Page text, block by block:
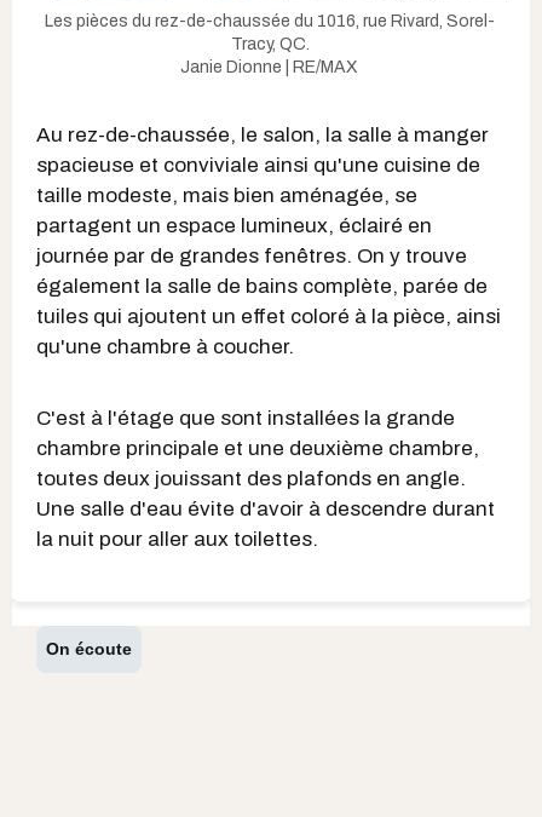
Les pièces du rez-de-chaussée du 1016, rue Rivard, Sorel-
Tracy, QC.
Janie Dionne | RE/MAX
Au rez-de-chaussée, le salon, la salle à manger
spacieuse et conviviale ainsi qu'une cuisine de
taille modeste, mais bien aménagée, se
partagent un espace lumineux, éclairé en
journée par de grandes fenêtres. On y trouve
également la salle de bains complète, parée de
tuiles qui ajoutent un effet coloré à la pièce, ainsi
qu'une chambre à coucher.
C'est à l'étage que sont installées la grande
chambre principale et une deuxième chambre,
toutes deux jouissant des plafonds en angle.
Une salle d'eau évite d'avoir à descendre durant
la nuit pour aller aux toilettes.
On écoute